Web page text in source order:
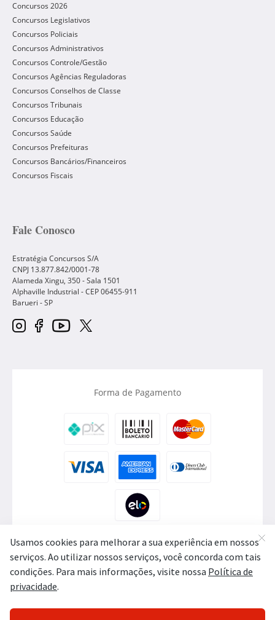
Concursos 2026
Concursos Legislativos
Concursos Policiais
Concursos Administrativos
Concursos Controle/Gestão
Concursos Agências Reguladoras
Concursos Conselhos de Classe
Concursos Tribunais
Concursos Educação
Concursos Saúde
Concursos Prefeituras
Concursos Bancários/Financeiros
Concursos Fiscais
Fale Conosco
Estratégia Concursos S/A
CNPJ 13.877.842/0001-78
Alameda Xingu, 350 - Sala 1501
Alphaville Industrial - CEP06455-911
Barueri -SP
Forma de Pagamento